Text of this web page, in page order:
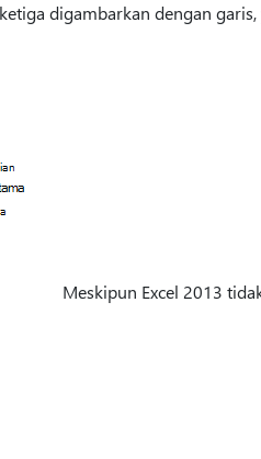
digambarkan dengan garis,
Meskipun Excel 2013